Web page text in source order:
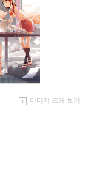
이미지 크게 보기